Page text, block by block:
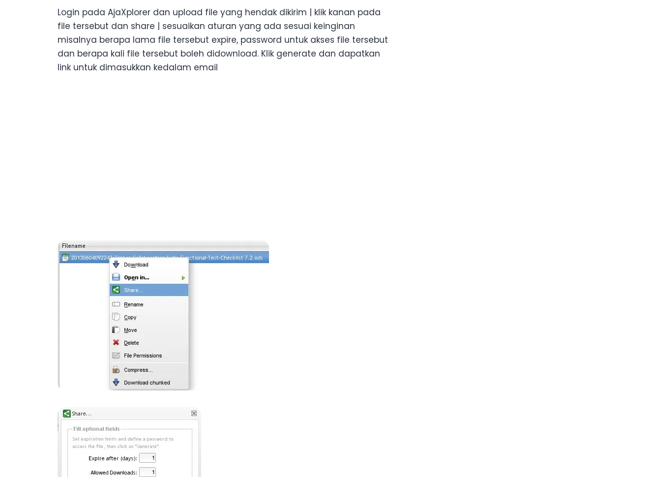
Login pada AjaXplorer dan upload file yang hendak dikirim | klik kanan pada
file tersebut dan share | sesuaikan aturan yang ada sesuai keinginan
misalnya berapa lama file tersebut expire, password untuk akses file tersebut
dan berapa kali file tersebut boleh didownload. Klik generate dan dapatkan
link untuk dimasukkan kedalam email